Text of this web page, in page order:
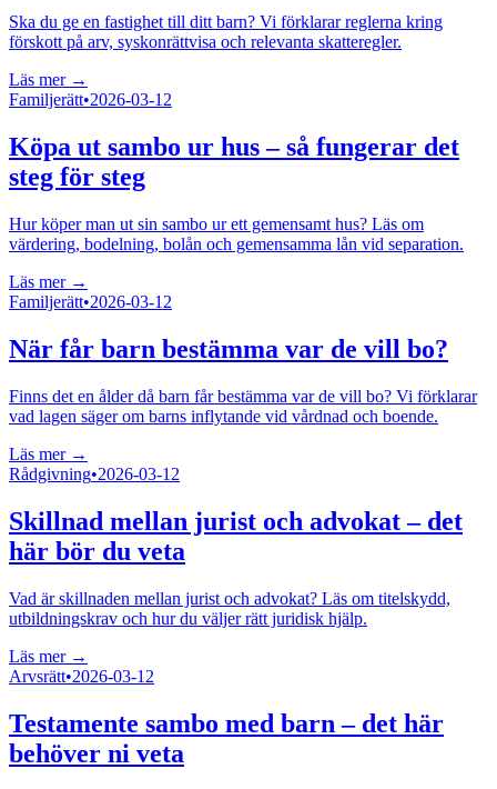
Ska du ge en fastighet till ditt barn? Vi förklarar reglerna kring
förskott på arv, syskonrättvisa och relevanta skatteregler.
Läs mer →
Familjerätt•2026-03-12
Köpa ut sambo ur hus – så fungerar det
steg för steg
Hur köper man ut sin sambo ur ett gemensamt hus? Läs om
värdering, bodelning, bolån och gemensamma lån vid separation.
Läs mer →
Familjerätt•2026-03-12
När får barn bestämma var de vill bo?
Finns det en ålder då barn får bestämma var de vill bo? Vi förklarar
vad lagen säger om barns inflytande vid vårdnad och boende.
Läs mer →
Rådgivning•2026-03-12
Skillnad mellan jurist och advokat – det
här bör du veta
Vad är skillnaden mellan jurist och advokat? Läs om titelskydd,
utbildningskrav och hur du väljer rätt juridisk hjälp.
Läs mer →
Arvsrätt•2026-03-12
Testamente sambo med barn – det här
behöver ni veta